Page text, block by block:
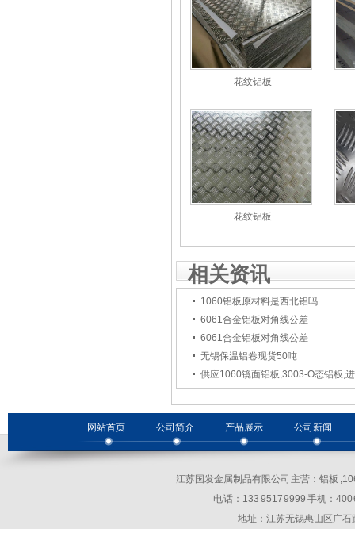
花纹铝板
花纹铝板
相关资讯
1060铝板原材料是西北铝吗
6061合金铝板对角线公差
6061合金铝板对角线公差
无锡保温铝卷现货50吨
供应1060镜面铝板,3003-O态铝板,
网站首页 公司简介 产品展示 公司新闻
江苏国发金属制品有限公司 主营：铝板
电 话：133 9517 9999 手机：
地址：江苏无锡惠山区广